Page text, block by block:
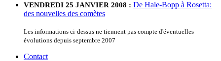
VENDREDI 25 JANVIER 2008 : De Hale-Bopp à Rosetta:
des nouvelles des comètes
Les informations ci-dessus ne tiennent pas compte d'éventuelles
évolutions depuis septembre 2007
Contact